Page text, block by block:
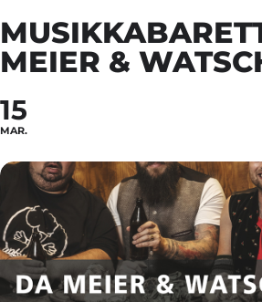
MEIER &
15
MAR.